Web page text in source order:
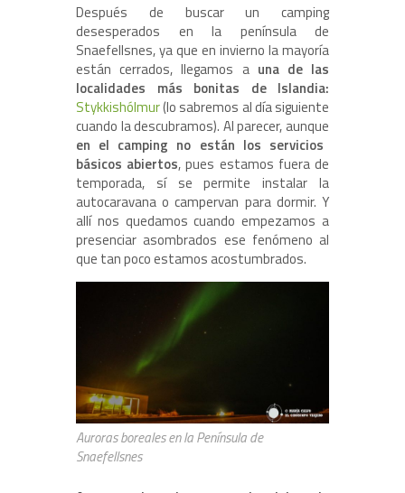
Después de buscar un camping
desesperados en la península de
Snaefellsnes, ya que en invierno la mayoría
están cerrados, llegamos a una de las
localidades más bonitas de Islandia:
Stykkishólmur(lo sabremos al día siguiente
cuando la descubramos). Al parecer, aunque
en el camping no están los servicios
básicos abiertos, pues estamos fuera de
temporada, sí se permite instalar la
autocaravana o campervan para dormir. Y
allí nos quedamos cuando empezamos a
presenciar asombrados ese fenómeno al
que tan poco estamos acostumbrados.
Auroras boreales en la Península de
Snaefellsnes